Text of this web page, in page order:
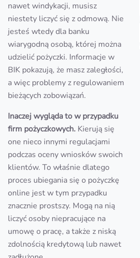
nawet windykacji, musisz
niestety liczyć się z odmową. Nie
jesteś wtedy dla banku
wiarygodną osobą, której można
udzielić pożyczki. Informacje w
BIK pokazują, że masz zaległości,
a więc problemy z regulowaniem
bieżących zobowiązań.
Inaczej wygląda to w przypadku
firm pożyczkowych. Kierują się
one nieco innymi regulacjami
podczas oceny wniosków swoich
klientów. To właśnie dlatego
proces ubiegania się o pożyczkę
online jest w tym przypadku
znacznie prostszy. Mogą na nią
liczyć osoby niepracujące na
umowę o pracę, a także z niską
zdolnością kredytową lub nawet